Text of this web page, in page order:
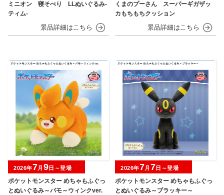
ミニオン 寝そべり LLぬいぐるみ‐
ティム‐
くまのプーさん スーパーギガザッ
カもちもちクッション
ポケットモンスター めちゃもふぐっ
とぬいぐるみ～パモ～ウィンクver.
2026年7月 9日～登場
ポケットモンスター めちゃもふぐっ
とぬいぐるみ～ブラッキー～
2026年7月 7日～登場